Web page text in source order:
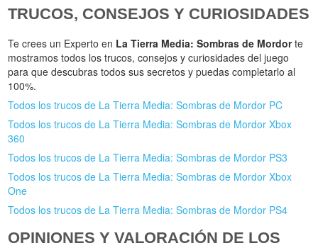
TRUCOS, CONSEJOS Y CURIOSIDADES
Te crees un Experto en La Tierra Media: Sombras de Mordorte
mostramos todos los trucos, consejos y curiosidades del juego
para que descubras todos sus secretos y puedas completarlo al
100%.
Todos los trucos de La Tierra Media: Sombras de Mordor PC
Todos los trucos de La Tierra Media: Sombras de Mordor Xbox
360
Todos los trucos de La Tierra Media: Sombras de Mordor PS3
Todos los trucos de La Tierra Media: Sombras de Mordor Xbox
One
Todos los trucos de La Tierra Media: Sombras de Mordor PS4
OPINIONES Y VALORACIÓN DE LOS